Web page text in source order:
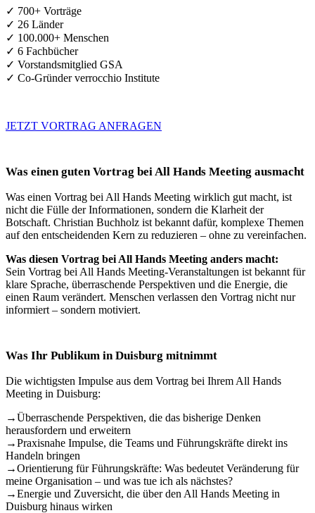
✓ 700+ Vorträge
✓ 26 Länder
✓ 100.000+ Menschen
✓ 6 Fachbücher
✓ Vorstandsmitglied GSA
✓ Co-Gründer verrocchio Institute
JETZT VORTRAG ANFRAGEN
Was einen guten Vortrag bei All Hands Meeting ausmacht
Was einen Vortrag bei All Hands Meeting wirklich gut macht, ist
nicht die Fülle der Informationen, sondern die Klarheit der
Botschaft. Christian Buchholz ist bekannt dafür, komplexe Themen
auf den entscheidenden Kern zu reduzieren – ohne zu vereinfachen.
Was diesen Vortrag bei All Hands Meeting anders macht:
Sein Vortrag bei All Hands Meeting-Veranstaltungen ist bekannt für
klare Sprache, überraschende Perspektiven und die Energie, die
einen Raum verändert. Menschen verlassen den Vortrag nicht nur
informiert – sondern motiviert.
Was Ihr Publikum in Duisburg mitnimmt
Die wichtigsten Impulse aus dem Vortrag bei Ihrem All Hands
Meeting in Duisburg:
→Überraschende Perspektiven, die das bisherige Denken
herausfordern und erweitern
→Praxisnahe Impulse, die Teams und Führungskräfte direkt ins
Handeln bringen
→Orientierung für Führungskräfte: Was bedeutet Veränderung für
meine Organisation – und was tue ich als nächstes?
→Energie und Zuversicht, die über den All Hands Meeting in
Duisburg hinaus wirken